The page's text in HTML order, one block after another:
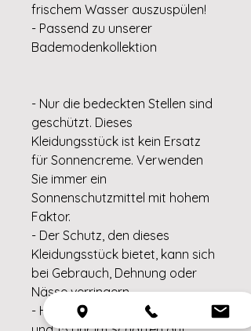
frischem Wasser auszuspülen!
- Passend zu unserer
Bademodenkollektion
- Nur die bedeckten Stellen sind
geschützt. Dieses
Kleidungsstück ist kein Ersatz
für Sonnencreme. Verwenden
Sie immer ein
Sonnenschutzmittel mit hohem
Faktor.
- Der Schutz, den dieses
Kleidungsstück bietet, kann sich
bei Gebrauch, Dehnung oder
Nässe verringern.
- Halten Sie sich zwischen 11 Uhr